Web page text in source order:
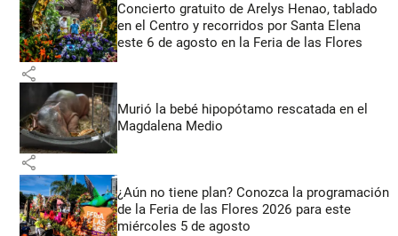
Concierto gratuito de Arelys Henao, tablado
en el Centro y recorridos por Santa Elena
este 6 de agosto en la Feria de las Flores
share
Murió la bebé hipopótamo rescatada en el
Magdalena Medio
share
¿Aún no tiene plan? Conozca la programación
de la Feria de las Flores 2026 para este
miércoles 5 de agosto